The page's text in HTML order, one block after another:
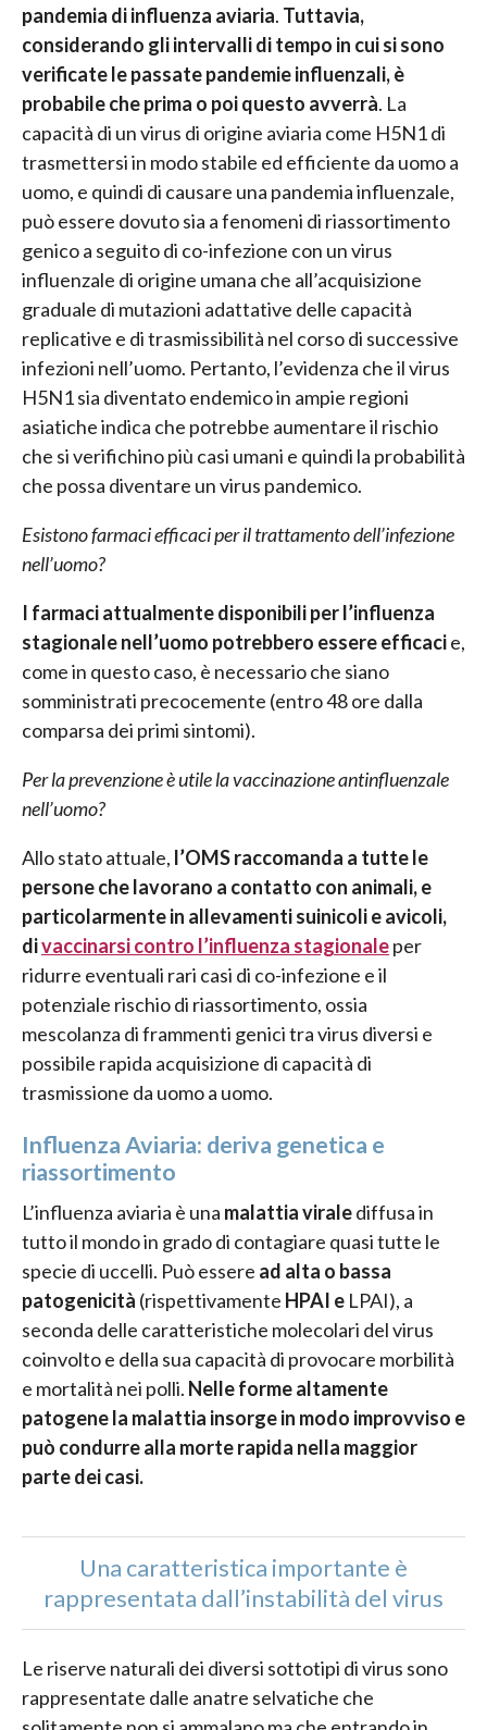
pandemia di influenza aviaria. Tuttavia,
considerando gli intervalli di tempo in cui si sono
verificate le passate pandemie influenzali, è
probabile che prima o poi questo avverrà. La
capacità di un virus di origine aviaria come H5N1 di
trasmettersi in modo stabile ed efficiente da uomo a
uomo, e quindi di causare una pandemia influenzale,
può essere dovuto sia a fenomeni di riassortimento
genico a seguito di co-infezione con un virus
influenzale di origine umana che all’acquisizione
graduale di mutazioni adattative delle capacità
replicative e di trasmissibilità nel corso di successive
infezioni nell’uomo. Pertanto, l’evidenza che il virus
H5N1 sia diventato endemico in ampie regioni
asiatiche indica che potrebbe aumentare il rischio
che si verifichino più casi umani e quindi la probabilità
che possa diventare un virus pandemico.
Esistono farmaci efficaci per il trattamento dell’infezione
nell’uomo?
I farmaci attualmente disponibili per l’influenza
stagionale nell’uomo potrebbero essere efficacie,
come in questo caso, è necessario che siano
somministrati precocemente (entro 48 ore dalla
comparsa dei primi sintomi).
Per la prevenzione è utile la vaccinazione antinfluenzale
nell’uomo?
Allo stato attuale, l’OMS raccomanda a tutte le
persone che lavorano a contatto con animali, e
particolarmente in allevamenti suinicoli e avicoli,
divaccinarsi contro l’influenza stagionaleper
ridurre eventuali rari casi di co-infezione e il
potenziale rischio di riassortimento, ossia
mescolanza di frammenti genici tra virus diversi e
possibile rapida acquisizione di capacità di
trasmissione da uomo a uomo.
Influenza Aviaria: deriva genetica e
riassortimento
L’influenza aviaria è una malattia viralediffusa in
tutto il mondo in grado di contagiare quasi tutte le
specie di uccelli. Può essere ad alta o bassa
patogenicità (rispettivamente HPAI e LPAI), a
seconda delle caratteristiche molecolari del virus
coinvolto e della sua capacità di provocare morbilità
e mortalità nei polli. Nelle forme altamente
patogene la malattia insorge in modo improvviso e
può condurre alla morte rapida nella maggior
parte dei casi.
Una caratteristica importante è
rappresentata dall’instabilità del virus
Le riserve naturali dei diversi sottotipi di virus sono
rappresentate dalle anatre selvatiche che